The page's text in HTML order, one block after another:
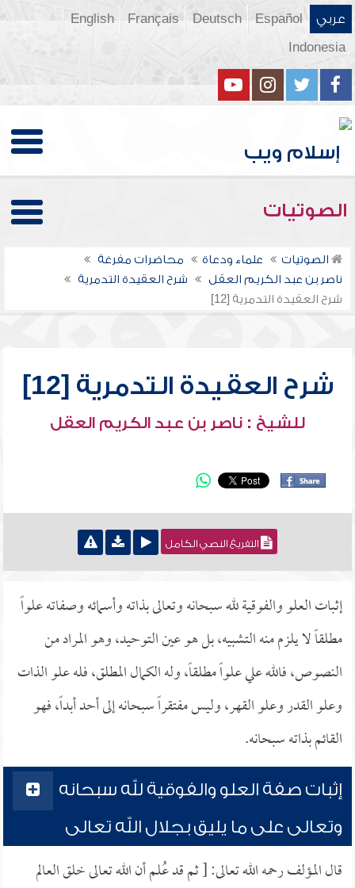
عربي Español
Deutsch
Français
English
Indonesia
الصوتيات
الصوتيات علماء ودعاة
محاضرات مفرغة
ناصر بن عبد الكريم العقل
شرح العقيدة التدمرية
شرح العقيدة التدمرية [12]
شرح العقيدة التدمرية [12]
للشيخ : ناصر بن عبد الكريم العقل
التفريغ النصي الكامل
إثبات العلو والفوقية لله سبحانه وتعالى بذاته وأسمائه وصفاته علواً
مطلقاً لا يلزم منه التشبيه، بل هو عين التوحيد، وهو المراد من
النصوص، فالله علي علواً مطلقاً، وله الكمال المطلق، فله علو الذات
وعلو القدر وعلو القهر، وليس مفتقراً سبحانه إلى أحد أبداً، فهو
القائم بذاته سبحانه.
إثبات صفة العلو والفوقية لله سبحانه
وتعالى على ما يليق بجلال الله تعالى
قال المؤلف رحمه الله تعالى: [ ثم قد عُلم أن الله تعالى خلق العالم